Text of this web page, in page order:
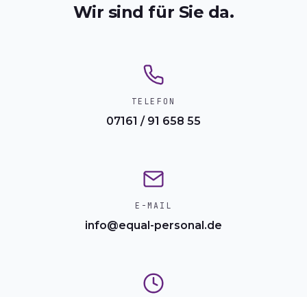
Wir sind für Sie da.
TELEFON
07161 / 91 658 55
E-MAIL
info@equal-personal.de